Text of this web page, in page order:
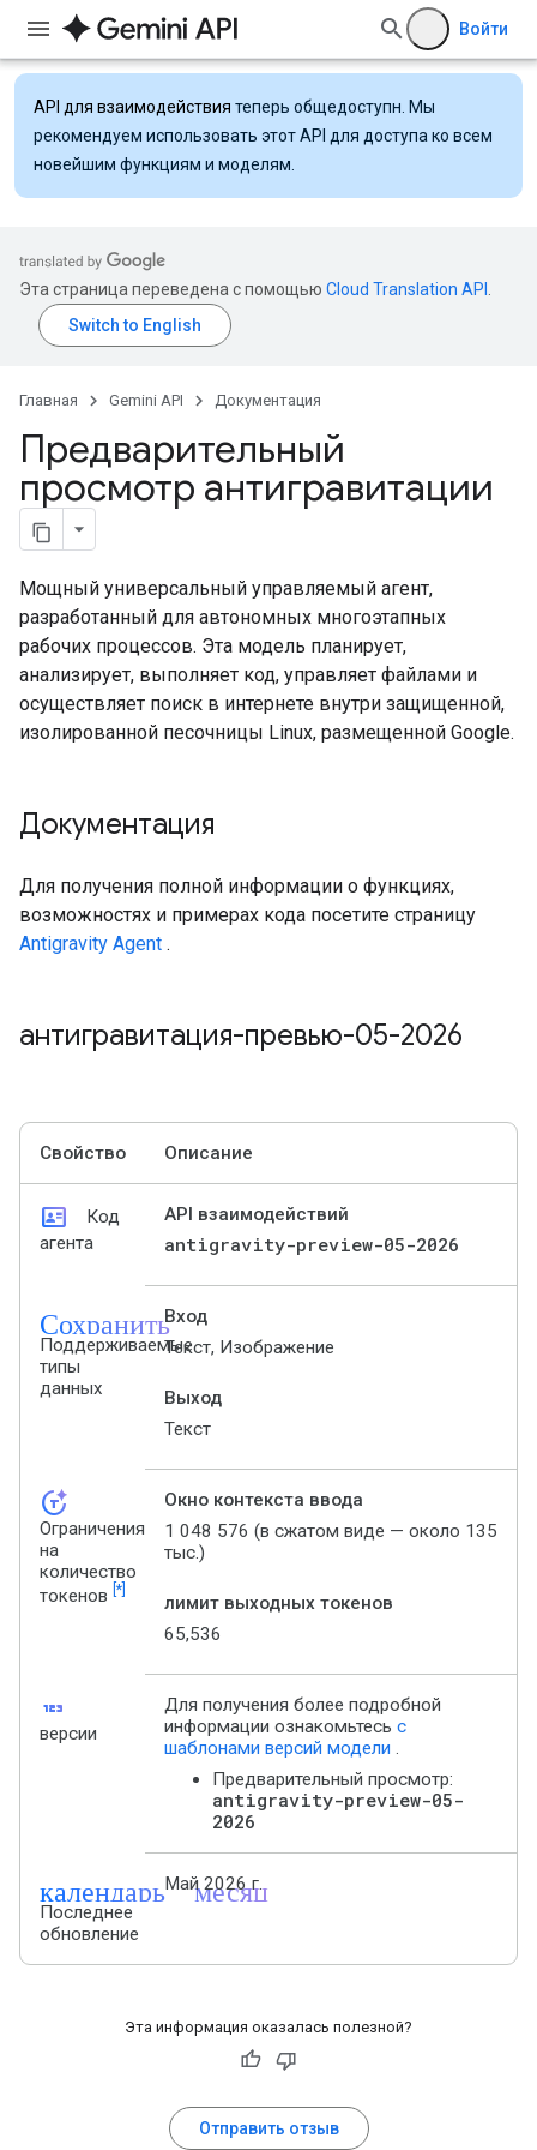
Войти
API для взаимодействия теперь общедоступн. Мы
рекомендуем использовать этот API для доступа ко всем
новейшим функциям и моделям.
Эта страница переведена с помощью Cloud Translation API
Главная Gemini API Документация
Предварительный
просмотр антигравитации
Мощный универсальный управляемый агент,
разработанный для автономных многоэтапных
рабочих процессов. Эта модель планирует,
анализирует, выполняет код, управляет файлами и
осуществляет поиск в интернете внутри защищенной,
изолированной песочницы Linux, размещенной Google.
Документация
Для получения полной информации о функциях,
возможностях и примерах кода посетите страницу
Antigravity Agent .
антигравитация-превью-05-2026
Свойство Описание
id_card
Код
агента
API взаимодействий
antigravity-preview-05-2026
Сохранить
Поддерживаемые
типы
данных
Вход
Текст, Изображение
Выход
Текст
token_auto
Ограничения
на
количество
токенов [*]
Окно контекста ввода
1 048 576 (в сжатом виде — около 135
тыс.)
лимит выходных токенов
65,536
123
версии
Для получения более подробной
информации ознакомьтесь с
шаблонами версий модели .
Предварительный просмотр:
antigravity-preview-05-
2026
календарь_месяц
Последнее
обновление
Май 2026 г.
Эта информация оказалась полезной?
Отправить отзыв